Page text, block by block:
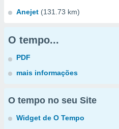
Anejet (131.73 km)
O tempo...
PDF
mais informações
O tempo no seu Site
Widget de O Tempo